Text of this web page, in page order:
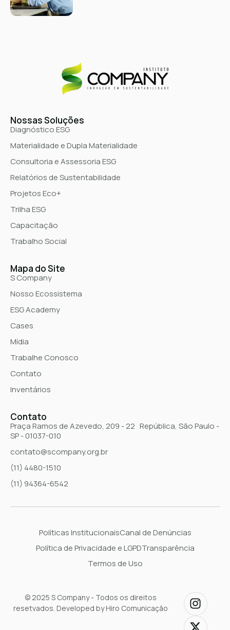
Nossas Soluções
Diagnóstico ESG
Materialidade e Dupla Materialidade
Consultoria e Assessoria ESG
Relatórios de Sustentabilidade
Projetos Eco+
Trilha ESG
Capacitação
Trabalho Social
Mapa do Site
S Company
Nosso Ecossistema
ESG Academy
Cases
Mídia
Trabalhe Conosco
Contato
Inventários
Contato
Praça Ramos de Azevedo, 209 - 22 República, São Paulo -
SP - 01037-010
contato@scompany.org.br
(11) 4480-1510
(11) 94364-6542
Políticas InstitucionaisCanal de Denúncias
Política de Privacidade e LGPDTransparência
Termos de Uso
© 2025 S Company - Todos os direitos
resetvados. Developed by Hiro Comunicação